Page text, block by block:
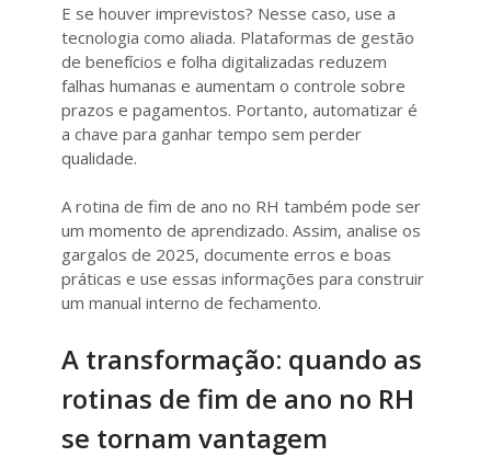
E se houver imprevistos? Nesse caso, use a
tecnologia como aliada. Plataformas de gestão
de benefícios e folha digitalizadas reduzem
falhas humanas e aumentam o controle sobre
prazos e pagamentos. Portanto, automatizar é
a chave para ganhar tempo sem perder
qualidade.
A rotina de fim de ano no RH também pode ser
um momento de aprendizado. Assim, analise os
gargalos de 2025, documente erros e boas
práticas e use essas informações para construir
um manual interno de fechamento.
A transformação: quando as
rotinas de fim de ano no RH
se tornam vantagem